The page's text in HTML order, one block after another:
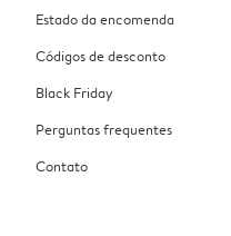
Estado da encomenda
Códigos de desconto
Black Friday
Perguntas frequentes
Contato